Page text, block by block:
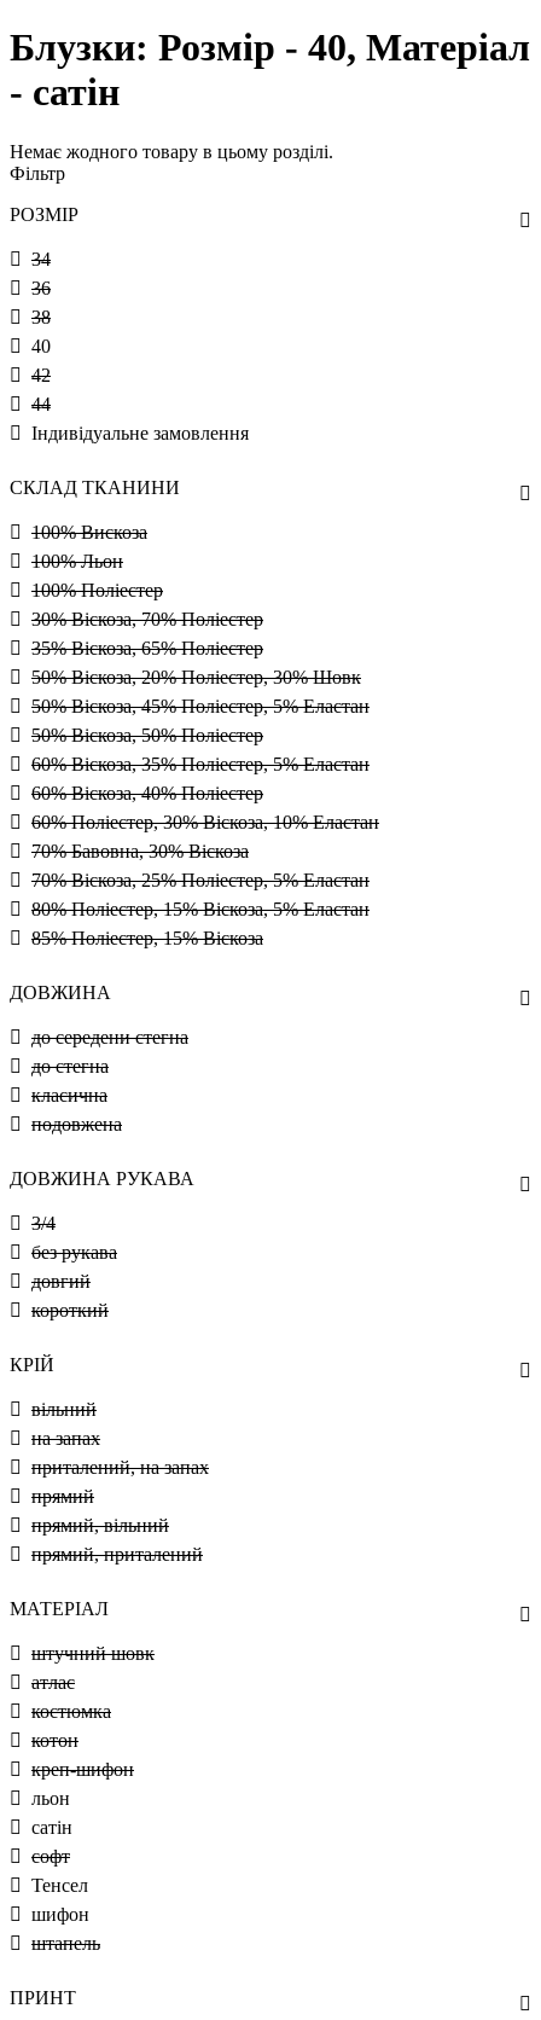
Блузки: Розмір - 40, Матеріал
- сатін
Немає жодного товару в цьому розділі.
Фільтр
РОЗМІР
34
36
38
40
42
44
Індивідуальне замовлення
СКЛАД ТКАНИНИ
100% Вискоза
100% Льон
100% Поліестер
30% Віскоза, 70% Поліестер
35% Віскоза, 65% Поліестер
50% Віскоза, 20% Поліестер, 30% Шовк
50% Віскоза, 45% Поліестер, 5% Еластан
50% Віскоза, 50% Поліестер
60% Віскоза, 35% Поліестер, 5% Еластан
60% Віскоза, 40% Поліестер
60% Поліестер, 30% Віскоза, 10% Еластан
70% Бавовна, 30% Віскоза
70% Віскоза, 25% Поліестер, 5% Еластан
80% Поліестер, 15% Віскоза, 5% Еластан
85% Поліестер, 15% Віскоза
ДОВЖИНА
до середени стегна
до стегна
класична
подовжена
ДОВЖИНА РУКАВА
3/4
без рукава
довгий
короткий
КРІЙ
вільний
на запах
приталений, на запах
прямий
прямий, вільний
прямий, приталений
МАТЕРІАЛ
штучний шовк
атлас
костюмка
котон
креп-шифон
льон
сатін
софт
Тенсел
шифон
штапель
ПРИНТ